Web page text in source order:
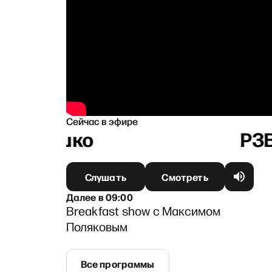
Сейчас в эфире
Слушать
Смотреть
Далеев09:00
Breakfast show с Максимом
Поляковым
Все программы